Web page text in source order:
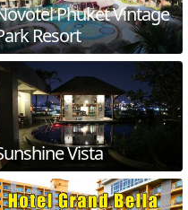
Phuket Vintage
Resort
Vista